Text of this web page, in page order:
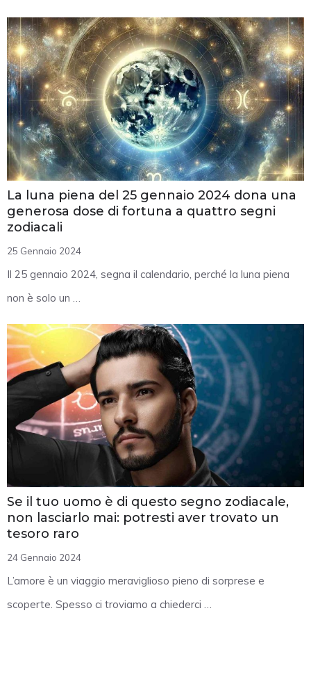
La luna piena del 25 gennaio 2024 dona una
generosa dose di fortuna a quattro segni
zodiacali
25 Gennaio 2024
Il 25 gennaio 2024, segna il calendario, perché la luna piena
non è solo un …
Se il tuo uomo è di questo segno zodiacale,
non lasciarlo mai: potresti aver trovato un
tesoro raro
24 Gennaio 2024
L’amore è un viaggio meraviglioso pieno di sorprese e
scoperte. Spesso ci troviamo a chiederci …